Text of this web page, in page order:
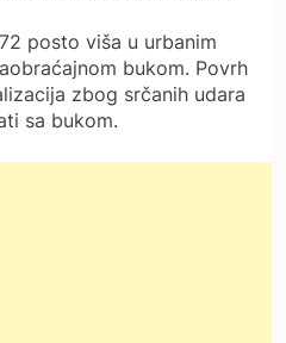
posto viša u urbanim
bukom. Povrh
zbog srčanih udara
sa bukom.